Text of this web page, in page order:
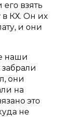
взять
в КХ. Он их
и они
наши
они
на
это
не